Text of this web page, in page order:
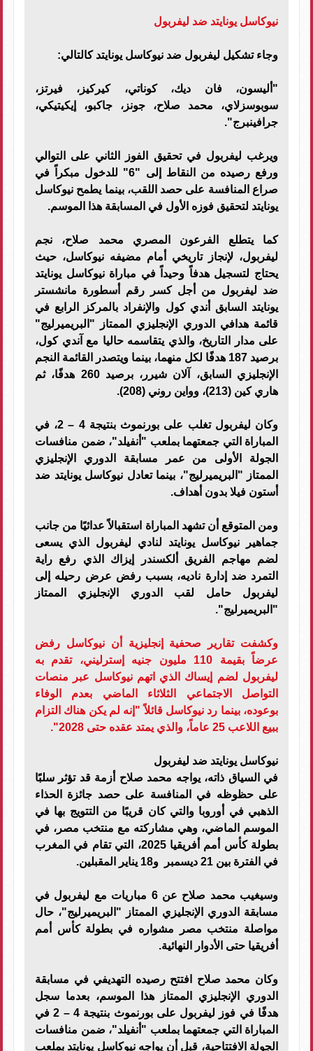
نيوكاسل يونايتد ضد ليفربول
وجاء تشكيل ليفربول ضد نيوكاسل يونايتد كالتالي:
"أليسون، فان ديك، كوناتي، كيركيز، فيرتز،
سوبوسزلاي، محمد صلاح، جونز، جاكبو، إيكيتيكي،
جرافينبرج".
ويرغب ليفربول في تحقيق الفوز الثاني على التوالي
ورفع رصيده من النقاط إلى "6" للدخول مبكراً في
صراع المنافسة على حصد اللقب، بينما يطمح نيوكاسل
يونايتد لتحقيق فوزه الأول في المسابقة هذا الموسم.
كما يتطلع الفرعون المصري محمد صلاح، نجم
ليفربول، لإنجاز تاريخي أمام مضيفه نيوكاسل، حيث
يحتاج لتسجيل هدفاً وحيداً في مباراة نيوكاسل يونايتد
ضد ليفربول من أجل كسر رقم أسطورة مانشستر
يونايتد السابق أندي كول والإنفراد بالمركز الرابع في
قائمة هدافي الدوري الإنجليزي الممتاز "البريميرليج"
على مدار التاريخ، والذي يتقاسمه حاليا مع آندي كول،
برصيد 187 هدفًا لكل منهما، بينما ويتصدر القائمة النجم
الإنجليزي السابق، آلان شيرر، برصيد 260 هدفًا، ثم
هاري كين (213)، وواين روني (208).
وكان ليفربول تغلب على بورنموث بنتيجة 4 – 2، في
المباراة التي جمعتهما بملعب "أنفيلد"، ضمن منافسات
الجولة الأولى من عمر مسابقة الدوري الإنجليزي
الممتاز "البريميرليج"، بينما تعادل نيوكاسل يونايتد ضد
أستون فيلا بدون أهداف.
ومن المتوقع أن تشهد المباراة استقبالاً عدائيًا من جانب
جماهير نيوكاسل يونايتد لنادي ليفربول الذي يسعى
لضم مهاجم الفريق ألكسندر إيزاك الذي رفع راية
التمرد ضد إدارة ناديه، بسبب رفض عرض رحيله إلى
ليفربول حامل لقب الدوري الإنجليزي الممتاز
"البريميرليج".
وكشفت تقارير صحفية إنجليزية أن نيوكاسل رفض
عرضاً بقيمة 110 مليون جنيه إسترليني، تقدم به
ليفربول لضم إيساك الذي اتهم نيوكاسل عبر منصات
التواصل الاجتماعي الثلاثاء الماضي بعدم الوفاء
بوعوده، بينما رد نيوكاسل قائلاً "إنه لم يكن هناك التزام
ببيع اللاعب 25 عاماً، والذي يمتد عقده حتى 2028".
نيوكاسل يونايتد ضد ليفربول
في السياق ذاته، يواجه محمد صلاح أزمة قد تؤثر سلبًا
على حظوظه في المنافسة على حصد جائزة الحذاء
الذهبي في أوروبا والتي كان قريبًا من التتويج بها في
الموسم الماضي، وهي مشاركته مع منتخب مصر، في
بطولة كأس أمم أفريقيا 2025، التي تقام في المغرب
في الفترة بين 21 ديسمبر و18 يناير المقبلين.
وسيغيب محمد صلاح عن 6 مباريات مع ليفربول في
مسابقة الدوري الإنجليزي الممتاز "البريميرليج"، حال
مواصلة منتخب مصر مشواره في بطولة كأس أمم
أفريقيا حتى الأدوار النهائية.
وكان محمد صلاح افتتح رصيده التهديفي في مسابقة
الدوري الإنجليزي الممتاز هذا الموسم، بعدما سجل
هدفًا في فوز ليفربول على بورنموث بنتيجة 4 – 2 في
المباراة التي جمعتهما بملعب "أنفيلد"، ضمن منافسات
الجولة الافتتاحية، قبل أن يواجه نيوكاسل يونايتد بملعب